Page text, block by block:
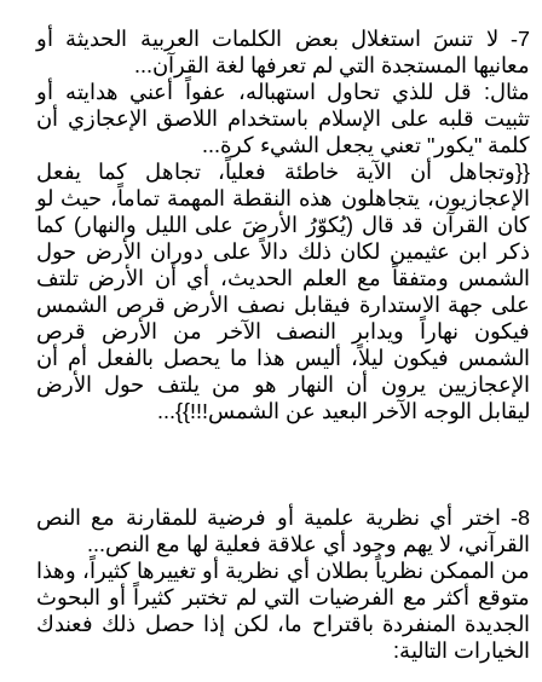
7- لا تنسَ استغلال بعض الكلمات العربية الحديثة أو
معانيها المستجدة التي لم تعرفها لغة القرآن...
مثال: قل للذي تحاول استهباله، عفواً أعني هدايته أو
تثبيت قلبه على الإسلام باستخدام اللاصق الإعجازي أن
كلمة "يكور" تعني يجعل الشيء كرة...
{{وتجاهل أن الآية خاطئة فعلياً، تجاهل كما يفعل
الإعجازيون، يتجاهلون هذه النقطة المهمة تماماً، حيث لو
كان القرآن قد قال (يُكوّرُ الأرضَ على الليل والنهار) كما
ذكر ابن عثيمين لكان ذلك دالاً على دوران الأرض حول
الشمس ومتفقاً مع العلم الحديث، أي أن الأرض تلتف
على جهة الاستدارة فيقابل نصف الأرض قرص الشمس
فيكون نهاراً ويدابر النصف الآخر من الأرض قرص
الشمس فيكون ليلاً، أليس هذا ما يحصل بالفعل أم أن
الإعجازيين يرون أن النهار هو من يلتف حول الأرض
ليقابل الوجه الآخر البعيد عن الشمس!!!}}...
8- اختر أي نظرية علمية أو فرضية للمقارنة مع النص
القرآني، لا يهم وجود أي علاقة فعلية لها مع النص...
من الممكن نظرياً بطلان أي نظرية أو تغييرها كثيراً، وهذا
متوقع أكثر مع الفرضيات التي لم تختبر كثيراً أو البحوث
الجديدة المنفردة باقتراح ما، لكن إذا حصل ذلك فعندك
الخيارات التالية: